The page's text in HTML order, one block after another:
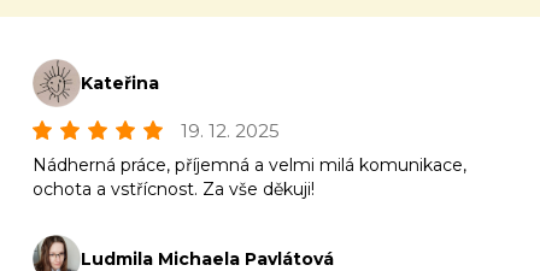
Kateřina
19. 12. 2025
Nádherná práce, příjemná a velmi milá komunikace,
ochota a vstřícnost. Za vše děkuji!
Ludmila Michaela Pavlátová